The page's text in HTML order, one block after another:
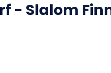
- Slalom